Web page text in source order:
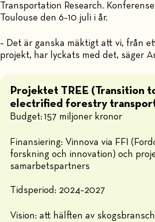
Transportation Research.
Toulouse den 6–10 juli i år.
– Det är ganska mäktigt att vi, från
projekt, har lyckats med det, säger
Projektet TREE (Transition
electrified forestry
Budget: 157 miljoner kronor
Finansiering: Vinnova via FFI
forskning och innovation) och
samarbetspartners
Tidsperiod: 2024–2027
Vision: att hälften av